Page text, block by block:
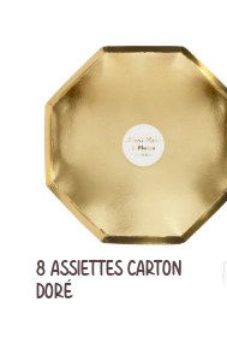
8 ASSIETTES CARTON
DORÉ